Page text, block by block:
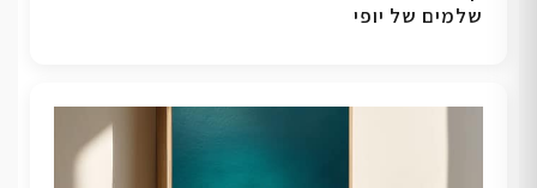
שלמים של יופי